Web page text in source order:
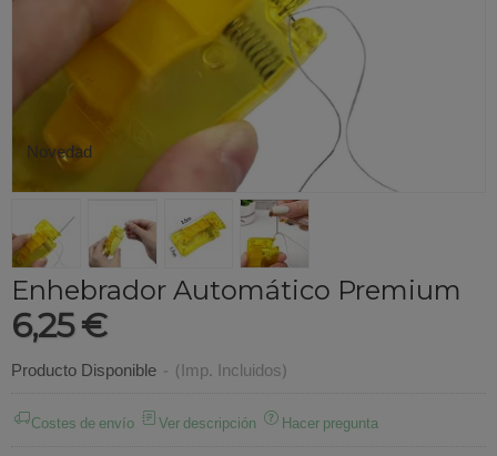
Novedad
Enhebrador Automático Premium
6,25 €
Producto Disponible - (Imp. Incluidos)
Costes de envío Ver descripción Hacer pregunta